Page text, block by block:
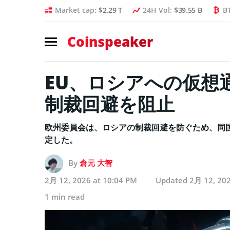
Market cap: $2.29 T 24H Vol: $39.55 B
Coinspeaker
EU、ロシアへの仮想
制裁回避を阻止
欧州委員会は、ロシアの制裁回避を防ぐため、
定した。
By 倉元 大智
2月 12, 2026 at 10:04 PM
Updated 2月 12,
1 min read